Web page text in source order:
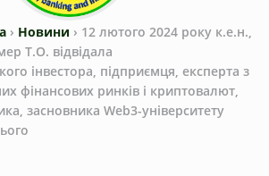
› Новини › 12 лютого 2024 року к.е.н.,
Т.О. відвідала
інвестора, підприємця, експерта з
фінансових ринків і криптовалют,
засновника Web3-університету